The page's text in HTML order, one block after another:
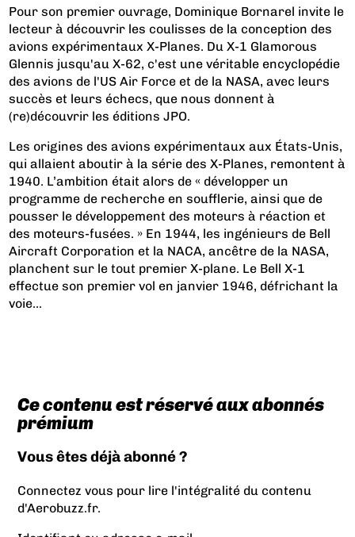
Pour son premier ouvrage, Dominique Bornarel invite le
lecteur à découvrir les coulisses de la conception des
avions expérimentaux X-Planes. Du X-1 Glamorous
Glennis jusqu'au X-62, c'est une véritable encyclopédie
des avions de l'US Air Force et de la NASA, avec leurs
succès et leurs échecs, que nous donnent à
(re)découvrir les éditions JPO.
Les origines des avions expérimentaux aux États-Unis,
qui allaient aboutir à la série des X-Planes, remontent à
1940. L’ambition était alors de « développer un
programme de recherche en soufflerie, ainsi que de
pousser le développement des moteurs à réaction et
des moteurs-fusées. » En 1944, les ingénieurs de Bell
Aircraft Corporation et la NACA, ancêtre de la NASA,
planchent sur le tout premier X-plane. Le Bell X-1
effectue son premier vol en janvier 1946, défrichant la
voie...
Ce contenu est réservé aux abonnés
prémium
Vous êtes déjà abonné ?
Connectez vous pour lire l'intégralité du contenu
d'Aerobuzz.fr.